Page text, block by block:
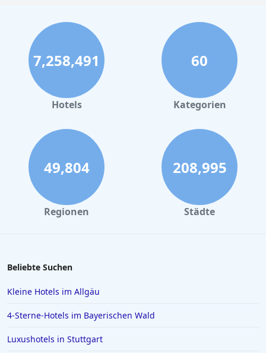
7,258,491
Hotels
60
Kategorien
49,804
Regionen
208,995
Städte
Beliebte Suchen
Kleine Hotels im Allgäu
4-Sterne-Hotels im Bayerischen Wald
Luxushotels in Stuttgart